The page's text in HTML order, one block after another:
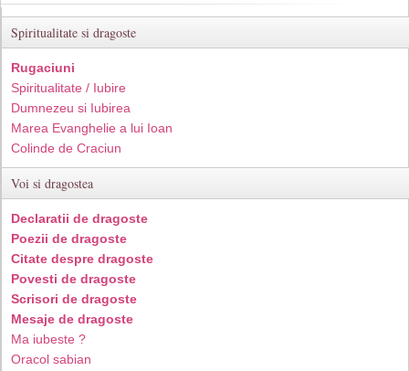
Spiritualitate si dragoste
Rugaciuni
Spiritualitate / Iubire
Dumnezeu si Iubirea
Marea Evanghelie a lui Ioan
Colinde de Craciun
Voi si dragostea
Declaratii de dragoste
Poezii de dragoste
Citate despre dragoste
Povesti de dragoste
Scrisori de dragoste
Mesaje de dragoste
Ma iubeste ?
Oracol sabian